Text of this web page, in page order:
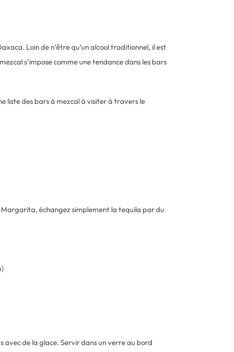
Loin de n’être qu’un alcool traditionnel, il est
s’impose comme une tendance dans les bars
liste des bars à mezcal à visiter à travers le
échangez simplement la tequila par du
avec de la glace. Servir dans un verre au bord